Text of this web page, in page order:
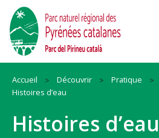
Accueil Découvrir Pratique
Histoires d’eau
Histoires d’eau